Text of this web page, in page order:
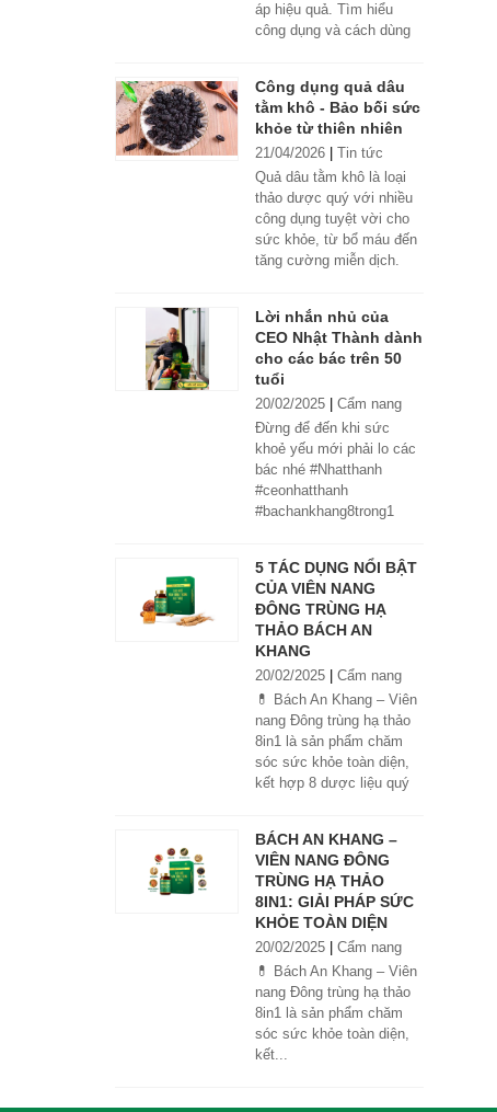
áp hiệu quả. Tìm hiểu
công dụng và cách dùng
Công dụng quả dâu
tằm khô - Bảo bối sức
khỏe từ thiên nhiên
21/04/2026
Tin tức
Quả dâu tằm khô là loại
thảo dược quý với nhiều
công dụng tuyệt vời cho
sức khỏe, từ bổ máu đến
tăng cường miễn dịch.
Lời nhắn nhủ của
CEO Nhật Thành dành
cho các bác trên 50
tuổi
20/02/2025
Cẩm nang
Đừng để đến khi sức
khoẻ yếu mới phải lo các
bác nhé #Nhatthanh
#ceonhatthanh
#bachankhang8trong1
#khoetubentrong
#nhatthanhbak
5 TÁC DỤNG NỔI BẬT
CỦA VIÊN NANG
ĐÔNG TRÙNG HẠ
THẢO BÁCH AN
KHANG
20/02/2025
Cẩm nang
💊 Bách An Khang – Viên
nang Đông trùng hạ thảo
8in1 là sản phẩm chăm
sóc sức khỏe toàn diện,
kết hợp 8 dược liệu quý
ngủ ngon, giảm mệt mỏi.
Sản phẩm được sản xuất
tại nhà máy đạt chuẩn
GMP, sử dụng công nghệ
cao khô đậm đặc gấp 10
lần, giúp hấp thu nhanh và
hiệu quả hơn.
BÁCH AN KHANG –
VIÊN NANG ĐÔNG
TRÙNG HẠ THẢO
8IN1: GIẢI PHÁP SỨC
KHỎE TOÀN DIỆN
20/02/2025
Cẩm nang
💊 Bách An Khang – Viên
nang Đông trùng hạ thảo
8in1 là sản phẩm chăm
sóc sức khỏe toàn diện,
kết...